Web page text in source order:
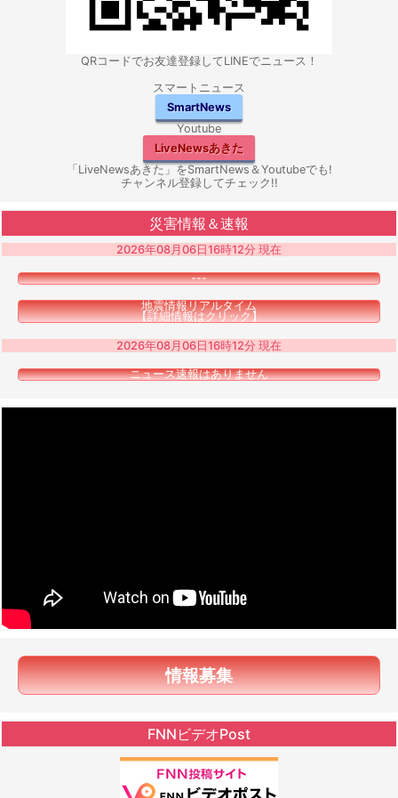
QRコードでお友達登録してLINEでニュース！
スマートニュース
SmartNews
Youtube
LiveNewsあきた
「LiveNewsあきた」をSmartNews＆Youtubeでも!
チャンネル登録してチェック!!
災害情報＆速報
2026年08月06日16時12分 現在
---
地震情報リアルタイム
【詳細情報はクリック】
2026年08月06日16時12分 現在
ニュース速報はありません
情報募集
FNNビデオPost